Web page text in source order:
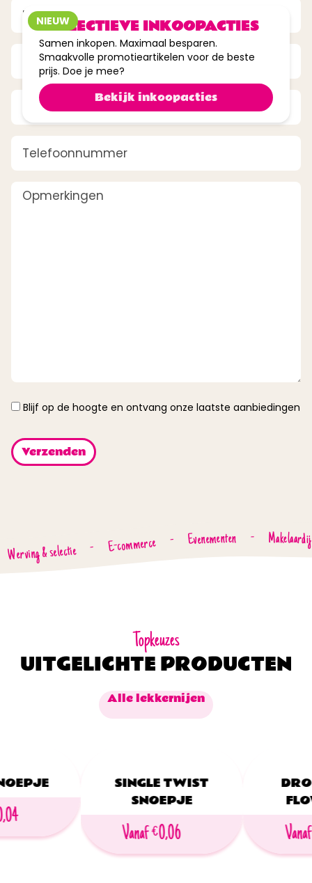
Naam(Vereist)
E-mailadres (Vereist)
Opmerkingen
Instemming
Blijf op de hoogte en ontvang onze laatste aanbiedingen
Werving & selectie - E-commerce - Evenementen - Makelaardij
Topkeuzes
UITGELICHTE PRODUCTEN
Alle lekkernijen
SINGLE TWIST
SNOEPJE
Vanaf €0,06
NIEUW
COLLECTIEVE INKOOPACTIES
Samen inkopen. Maximaal besparen.
Smaakvolle promotieartikelen voor de beste
prijs. Doe je mee?
Bekijk inkoopacties